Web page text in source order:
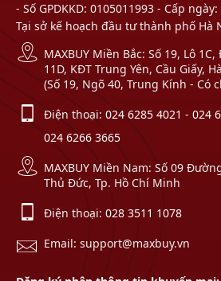
- Số GPDKKD: 0105011993 - Cấp
Tại sở kế hoạch đầu tư thành phố Hà
MAXBUY Miền Bắc: Số 19, Lô
11D, KĐT Trung Yên, Cầu Giấy,
(Số 19, Ngõ 40, Trung Kính - Có
Điện thoại: 024 6285 4021 - 024
024 6266 3665
MAXBUY Miền Nam: Số 09
Thủ Đức, Tp. Hồ Chí Minh
Điện thoại: 028 3511 1078
Email: support@maxbuy.vn